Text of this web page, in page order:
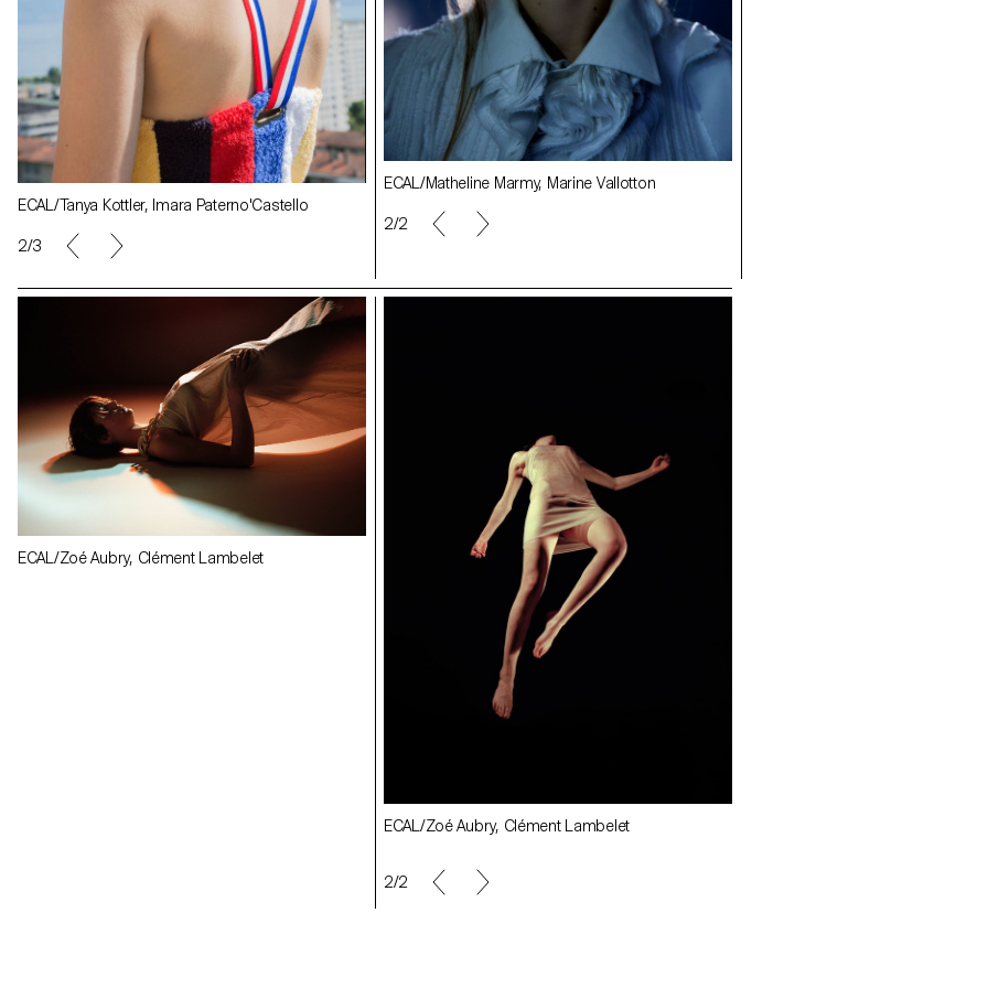
ECAL/Tanya Kottler, Imara Paterno'Castello
2/3
ECAL/Matheline Marmy, Marine Vallotton ECAL/Matheline Marmy, Marine Vallotton
2/2
ECAL/Gianni Camporota, Stéphane Mocan
ECAL/Zoé Aubry, Clément Lambelet
ECAL/Zoé Aubry, Clément Lambelet
2/2